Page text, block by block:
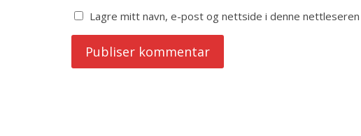
Lagre mitt navn, e-post og nettside i denne